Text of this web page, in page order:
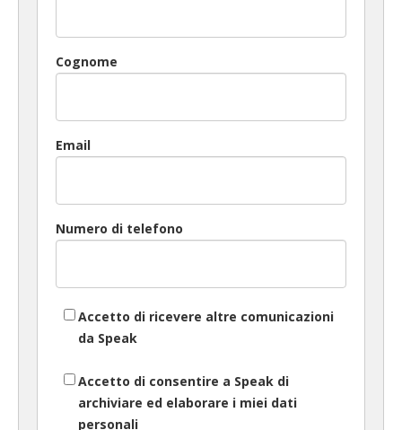
Cognome
Email
Numero di telefono
Accetto di ricevere altre comunicazioni
da Speak
Accetto di consentire a Speak di
archiviare ed elaborare i miei dati
personali